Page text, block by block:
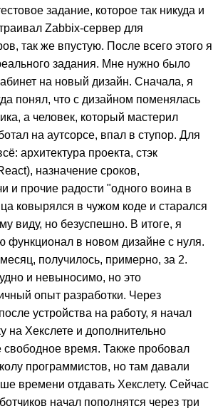
задание, которое так никуда и
Zabbix-сервер для
так же впустую. После всего этого я
задания. Мне нужно было
на новый дизайн. Сначала, я
понял, что с дизайном поменялась
а человек, который мастерил
на аутсорсе, впал в ступор. Для
архитектура проекта, стэк
назначение сроков,
и прочие радости "одного воина в
ковырялся в чужом коде и старался
виду, но безуспешно. В итоге, я
функционал в новом дизайне с нуля.
получилось, примерно, за 2.
и невыносимо, но это
опыт разработки. Через
устройства на работу, я начал
на Хекслете и дополнительно
свободное время. Также пробовал
программистов, но там давали
времени отдавать Хекслету. Сейчас
начал пополнятся через три